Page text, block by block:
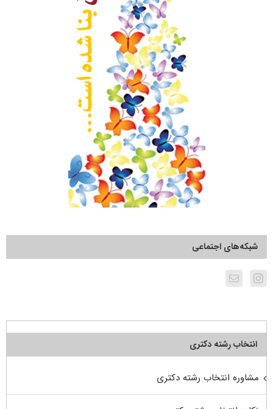
شبکه‌های اجتماعی
انتخاب رشته دکتری
مشاوره انتخاب رشته دکتری